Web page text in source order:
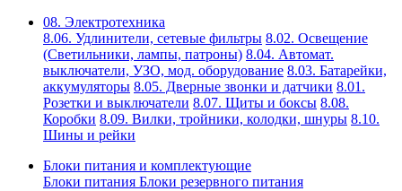
08. Электротехника
8.06. Удлинители, сетевые фильтры 8.02. Освещение
(Светильники, лампы, патроны) 8.04. Автомат.
выключатели, УЗО, мод. оборудование 8.03. Батарейки,
аккумуляторы 8.05. Дверные звонки и датчики 8.01.
Розетки и выключатели 8.07. Щиты и боксы 8.08.
Коробки 8.09. Вилки, тройники, колодки, шнуры 8.10.
Шины и рейки
Блоки питания и комплектующие
Блоки питания Блоки резервного питания